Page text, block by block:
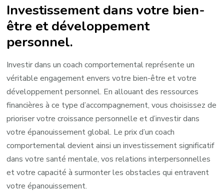
Investissement dans votre bien-
être et développement
personnel.
Investir dans un coach comportemental représente un
véritable engagement envers votre bien-être et votre
développement personnel. En allouant des ressources
financières à ce type d’accompagnement, vous choisissez de
prioriser votre croissance personnelle et d’investir dans
votre épanouissement global. Le prix d’un coach
comportemental devient ainsi un investissement significatif
dans votre santé mentale, vos relations interpersonnelles
et votre capacité à surmonter les obstacles qui entravent
votre épanouissement.